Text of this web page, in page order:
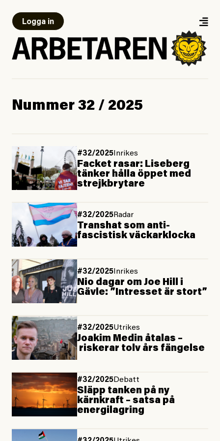
Logga in
Nummer 32 / 2025
#32/2025 Inrikes
Facket rasar: Liseberg
tänker hålla öppet med
strejkbrytare
#32/2025Radar
Transhat som anti­
fascistisk väckar­klocka
#32/2025 Inrikes
Nio dagar om Joe Hill i
Gävle: ”Intresset är stort”
#32/2025Utrikes
Joakim Medin åtalas –
riskerar tolv års fängelse
#32/2025Debatt
Släpp tanken på ny
kärnkraft – satsa på
energilagring